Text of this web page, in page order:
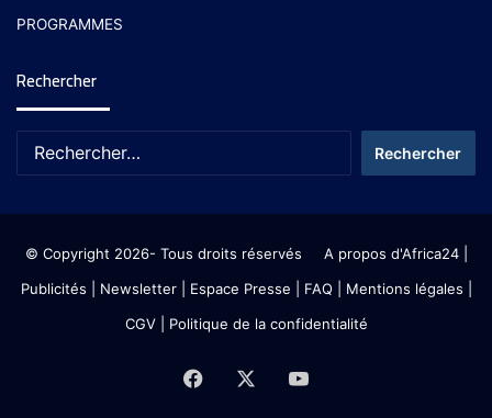
PROGRAMMES
Rechercher
© Copyright 2026- Tous droits réservés A propos d'Africa24|
Publicités
Newsletter| Espace Presse | FAQ | Mentions légales
CGV| Politique de la confidentialité